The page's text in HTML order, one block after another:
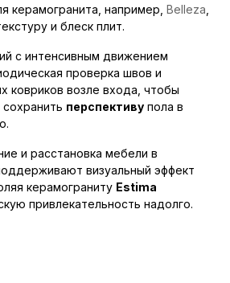
керамогранита, например, Belleza
и блеск плит.
с интенсивным движением
проверка швов и
ковриков возле входа, чтобы
сохранить перспективу пола в
и расстановка мебели в
визуальный эффект
керамограниту Estima
привлекательность надолго.